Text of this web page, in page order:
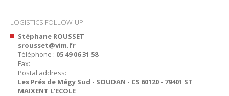
LOGISTICS FOLLOW-UP
Stéphane ROUSSET
srousset@vim.fr
Téléphone : 05 49 06 31 58
Fax:
Postal address:
Les Prés de Mégy Sud - SOUDAN - CS 60120 - 79401 ST
MAIXENT L'ECOLE